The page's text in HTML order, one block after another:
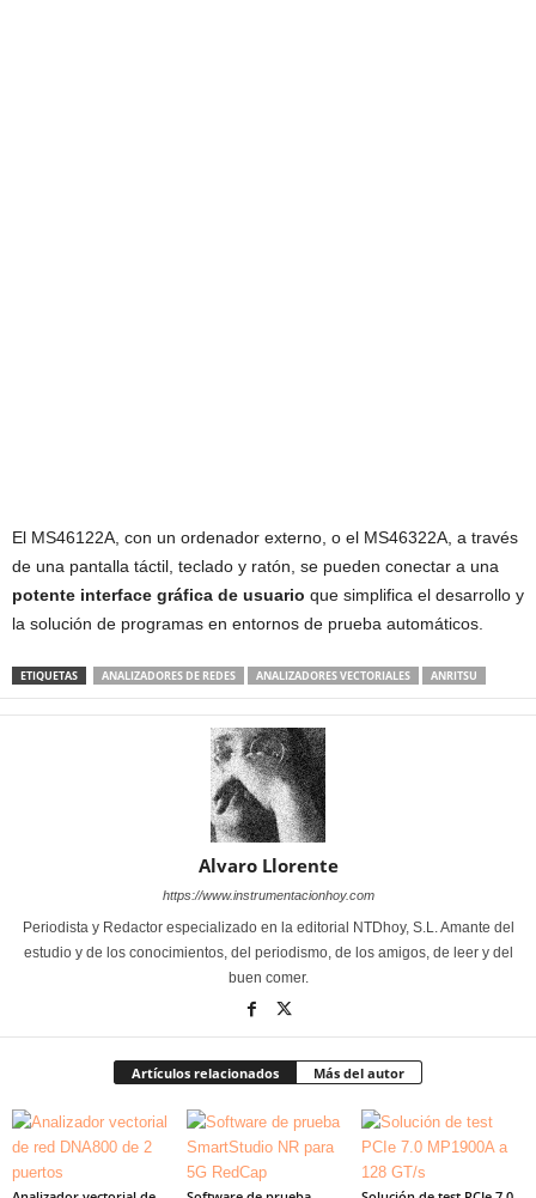
El MS46122A, con un ordenador externo, o el MS46322A, a través
de una pantalla táctil, teclado y ratón, se pueden conectar a una
potente interface gráfica de usuario que simplifica el desarrollo y
la solución de programas en entornos de prueba automáticos.
ETIQUETAS ANALIZADORES DE REDES ANALIZADORES VECTORIALES ANRITSU
Alvaro Llorente
https://www.instrumentacionhoy.com
Periodista y Redactor especializado en la editorial NTDhoy, S.L. Amante del
estudio y de los conocimientos, del periodismo, de los amigos, de leer y del
buen comer.
Artículos relacionados Más del autor